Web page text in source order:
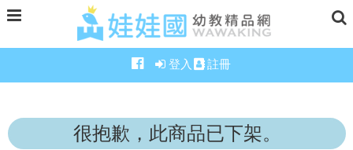
登入 註冊
很抱歉，此商品已下架。